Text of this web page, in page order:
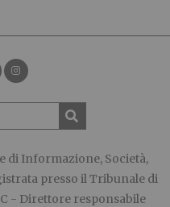
di Informazione, Società,
presso il Tribunale di
- Direttore responsabile